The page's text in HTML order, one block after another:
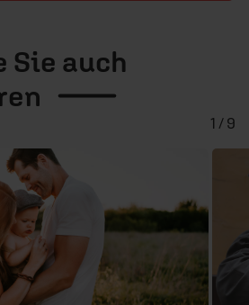
Sie auch
1 / 9